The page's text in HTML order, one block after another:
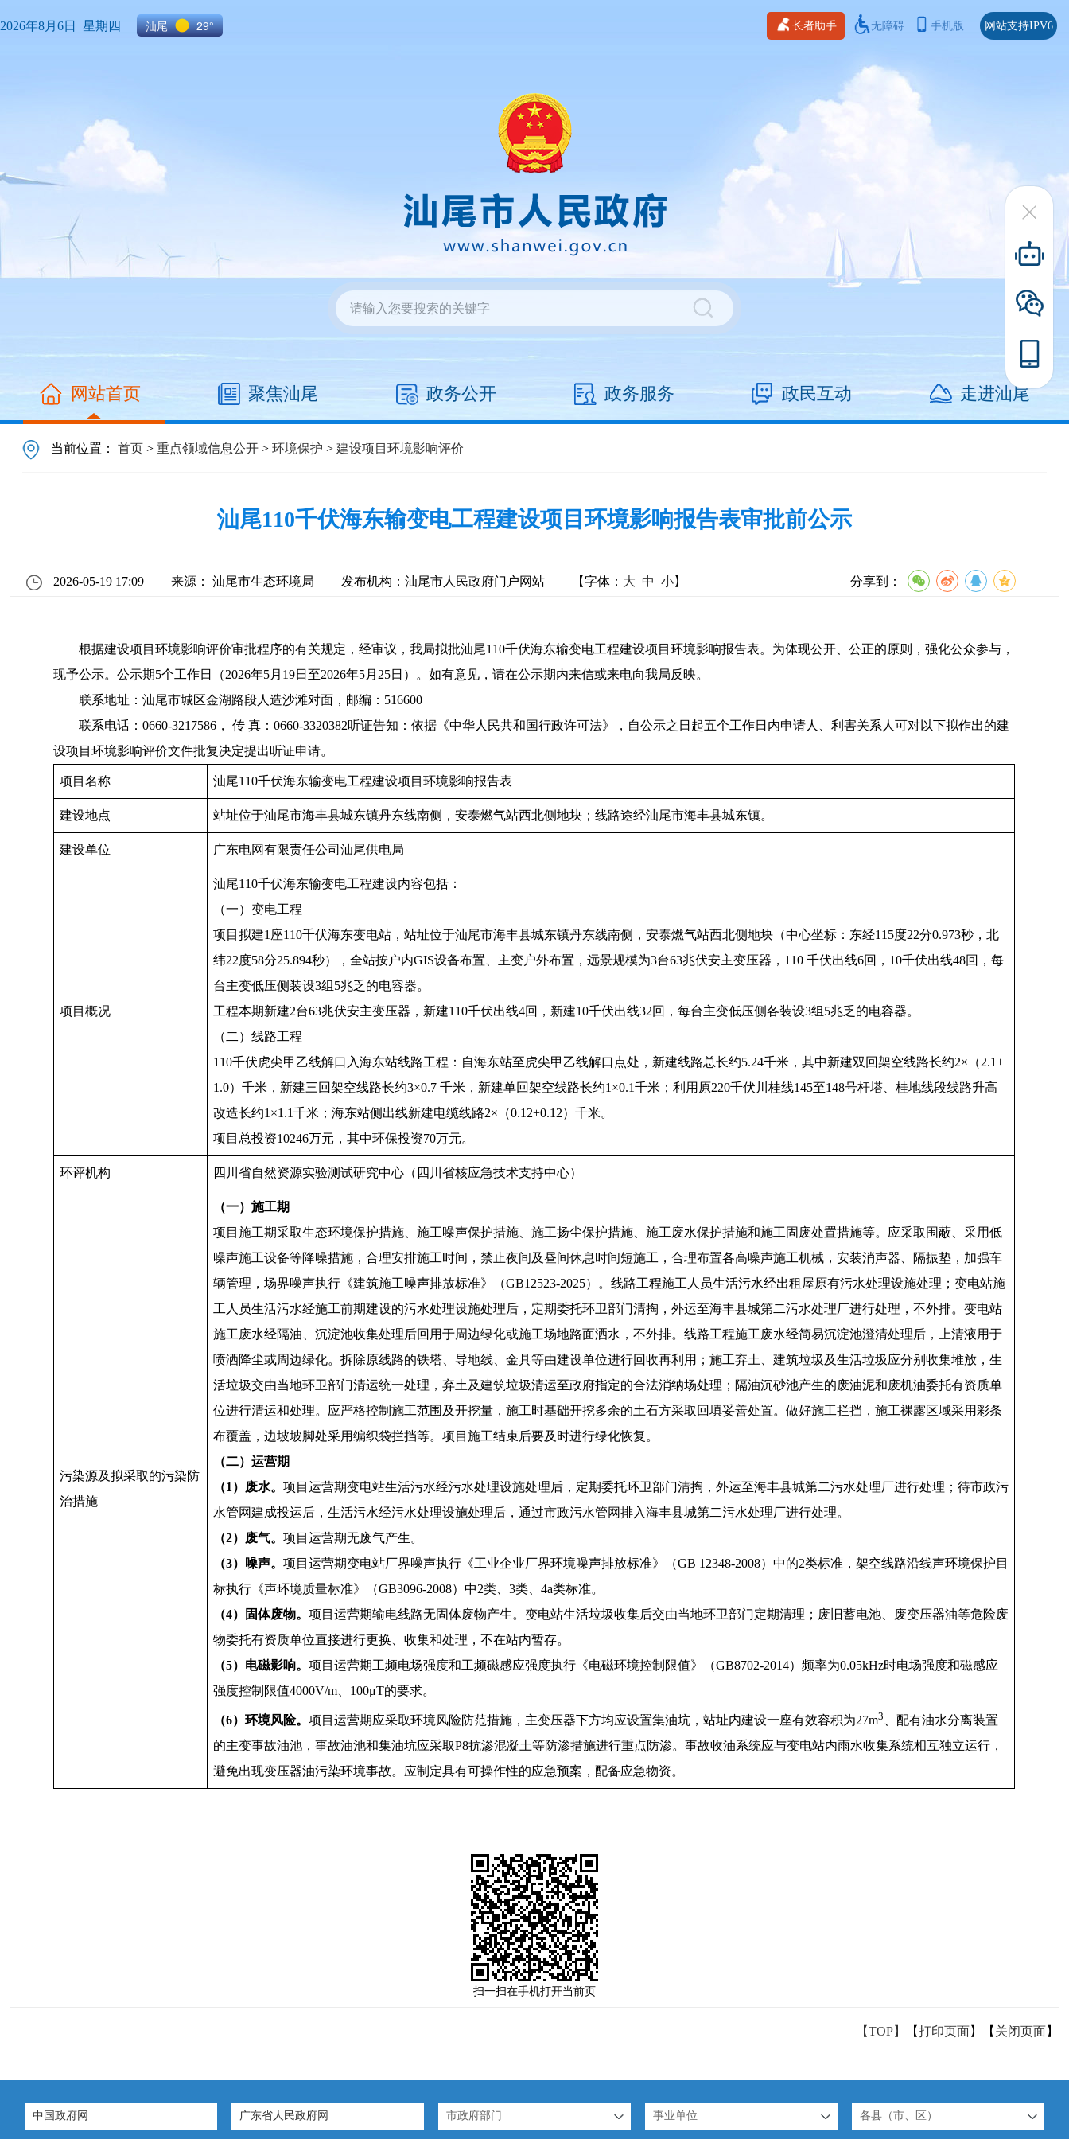
2026年8月6日 星期四 汕尾 29° 长者助手 无障碍 手机版 网站支持IPV6
网站首页 聚焦汕尾 政务公开 政务服务 政民互动 走进汕尾
当前位置：首页 >重点领域信息公开 >环境保护 >建设项目环境影响评价
汕尾110千伏海东输变电工程建设项目环境影响报告表审批前公示
2026-05-19 17:09 来源： 汕尾市生态环境局 发布机构：汕尾市人民政府门户网站 【字体： 大 中 小】 分享到：
根据建设项目环境影响评价审批程序的有关规定，经审议，我局拟批汕尾110千伏海东输变电工程建设项目环境影响报告表。为体现公开、公正的原则，强化公众参与，
现予公示。公示期5个工作日（2026年5月19日至2026年5月25日）。如有意见，请在公示期内来信或来电向我局反映。
联系地址：汕尾市城区金湖路段人造沙滩对面，邮编：516600
联系电话：0660-3217586， 传 真：0660-3320382听证告知：依据《中华人民共和国行政许可法》，自公示之日起五个工作日内申请人、利害关系人可对以下拟作出的建
设项目环境影响评价文件批复决定提出听证申请。
项目名称 汕尾110千伏海东输变电工程建设项目环境影响报告表
建设地点 站址位于汕尾市海丰县城东镇丹东线南侧，安泰燃气站西北侧地块；线路途经汕尾市海丰县城东镇。
建设单位 广东电网有限责任公司汕尾供电局
项目概况
汕尾110千伏海东输变电工程建设内容包括：
（一）变电工程
项目拟建1座110千伏海东变电站，站址位于汕尾市海丰县城东镇丹东线南侧，安泰燃气站西北侧地块（中心坐标：东经115度22分0.973秒，北
纬22度58分25.894秒），全站按户内GIS设备布置、主变户外布置，远景规模为3台63兆伏安主变压器，110 千伏出线6回，10千伏出线48回，每
台主变低压侧装设3组5兆乏的电容器。
工程本期新建2台63兆伏安主变压器，新建110千伏出线4回，新建10千伏出线32回，每台主变低压侧各装设3组5兆乏的电容器。
（二）线路工程
110千伏虎尖甲乙线解口入海东站线路工程：自海东站至虎尖甲乙线解口点处，新建线路总长约5.24千米，其中新建双回架空线路长约2×（2.1+
1.0）千米，新建三回架空线路长约3×0.7 千米，新建单回架空线路长约1×0.1千米；利用原220千伏川桂线145至148号杆塔、桂地线段线路升高
改造长约1×1.1千米；海东站侧出线新建电缆线路2×（0.12+0.12）千米。
项目总投资10246万元，其中环保投资70万元。
环评机构 四川省自然资源实验测试研究中心（四川省核应急技术支持中心）
污染源及拟采取的污染防
治措施
（一）施工期
项目施工期采取生态环境保护措施、施工噪声保护措施、施工扬尘保护措施、施工废水保护措施和施工固废处置措施等。应采取围蔽、采用低
噪声施工设备等降噪措施，合理安排施工时间，禁止夜间及昼间休息时间短施工，合理布置各高噪声施工机械，安装消声器、隔振垫，加强车
辆管理，场界噪声执行《建筑施工噪声排放标准》（GB12523-2025）。线路工程施工人员生活污水经出租屋原有污水处理设施处理；变电站施
工人员生活污水经施工前期建设的污水处理设施处理后，定期委托环卫部门清掏，外运至海丰县城第二污水处理厂进行处理，不外排。变电站
施工废水经隔油、沉淀池收集处理后回用于周边绿化或施工场地路面洒水，不外排。线路工程施工废水经简易沉淀池澄清处理后，上清液用于
喷洒降尘或周边绿化。拆除原线路的铁塔、导地线、金具等由建设单位进行回收再利用；施工弃土、建筑垃圾及生活垃圾应分别收集堆放，生
活垃圾交由当地环卫部门清运统一处理，弃土及建筑垃圾清运至政府指定的合法消纳场处理；隔油沉砂池产生的废油泥和废机油委托有资质单
位进行清运和处理。应严格控制施工范围及开挖量，施工时基础开挖多余的土石方采取回填妥善处置。做好施工拦挡，施工裸露区域采用彩条
布覆盖，边坡坡脚处采用编织袋拦挡等。项目施工结束后要及时进行绿化恢复。
（二）运营期
（1）废水。项目运营期变电站生活污水经污水处理设施处理后，定期委托环卫部门清掏，外运至海丰县城第二污水处理厂进行处理；待市政污
水管网建成投运后，生活污水经污水处理设施处理后，通过市政污水管网排入海丰县城第二污水处理厂进行处理。
（2）废气。项目运营期无废气产生。
（3）噪声。项目运营期变电站厂界噪声执行《工业企业厂界环境噪声排放标准》（GB 12348-2008）中的2类标准，架空线路沿线声环境保护目
标执行《声环境质量标准》（GB3096-2008）中2类、3类、4a类标准。
（4）固体废物。项目运营期输电线路无固体废物产生。变电站生活垃圾收集后交由当地环卫部门定期清理；废旧蓄电池、废变压器油等危险废
物委托有资质单位直接进行更换、收集和处理，不在站内暂存。
（5）电磁影响。项目运营期工频电场强度和工频磁感应强度执行《电磁环境控制限值》（GB8702-2014）频率为0.05kHz时电场强度和磁感应
强度控制限值4000V/m、100μT的要求。
（6）环境风险。项目运营期应采取环境风险防范措施，主变压器下方均应设置集油坑，站址内建设一座有效容积为27m3
、配有油水分离装置
的主变事故油池，事故油池和集油坑应采取P8抗渗混凝土等防渗措施进行重点防渗。事故收油系统应与变电站内雨水收集系统相互独立运行，
避免出现变压器油污染环境事故。应制定具有可操作性的应急预案，配备应急物资。
扫一扫在手机打开当前页
【TOP】 【打印页面】【 关闭页面】
中国政府网 广东省人民政府网 市政府部门 事业单位 各县（市、区）